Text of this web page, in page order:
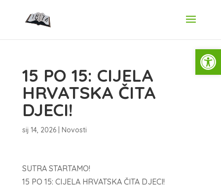
15 PO 15: CIJELA
HRVATSKA ČITA
DJECI!
sij 14, 2026| Novosti
SUTRA STARTAMO!
15 PO 15: CIJELA HRVATSKA ČITA DJECI!